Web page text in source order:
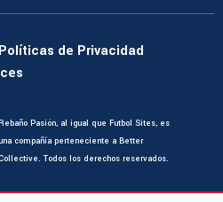
Políticas de Privacidad
Pasión, al igual que Futbol Sites, es
compañía perteneciente a Better
Todos los derechos reservados.